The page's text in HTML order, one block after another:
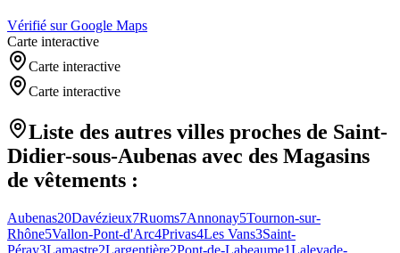
Vérifié sur Google Maps
Carte interactive
Carte interactive
Carte interactive
Liste des autres villes proches de Saint-
Didier-sous-Aubenas avec des Magasins
de vêtements :
Aubenas20Davézieux7Ruoms7Annonay5Tournon-sur-
Rhône5Vallon-Pont-d'Arc4Privas4Les Vans3Saint-